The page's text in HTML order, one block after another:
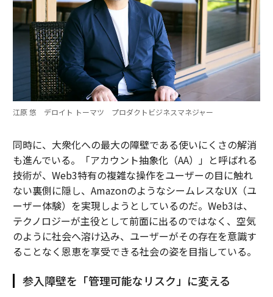
江原 悠 デロイト トーマツ プロダクトビジネスマネジャー
同時に、大衆化への最大の障壁である使いにくさの解消
も進んでいる。「アカウント抽象化（AA）」と呼ばれる
技術が、Web3特有の複雑な操作をユーザーの目に触れ
ない裏側に隠し、AmazonのようなシームレスなUX（ユ
ーザー体験）を実現しようとしているのだ。Web3は、
テクノロジーが主役として前面に出るのではなく、空気
のように社会へ溶け込み、ユーザーがその存在を意識す
ることなく恩恵を享受できる社会の姿を目指している。
参入障壁を「管理可能なリスク」に変える